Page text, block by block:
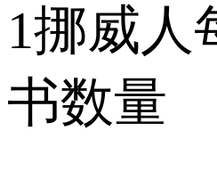
1挪威人
书数量